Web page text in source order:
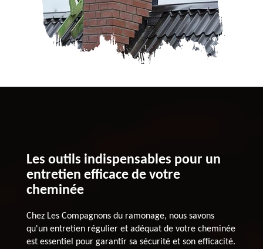
Les outils indispensables pour un
entretien efficace de votre
cheminée
Chez Les Compagnons du ramonage, nous savons
qu'un entretien régulier et adéquat de votre cheminée
est essentiel pour garantir sa sécurité et son efficacité.